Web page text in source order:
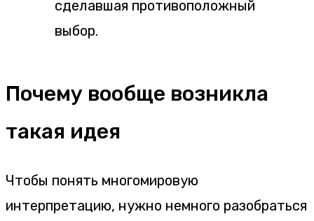
сделавшая противоположный
выбор.
Почему вообще возникла
такая идея
Чтобы понять многомировую
интерпретацию, нужно немного разобраться